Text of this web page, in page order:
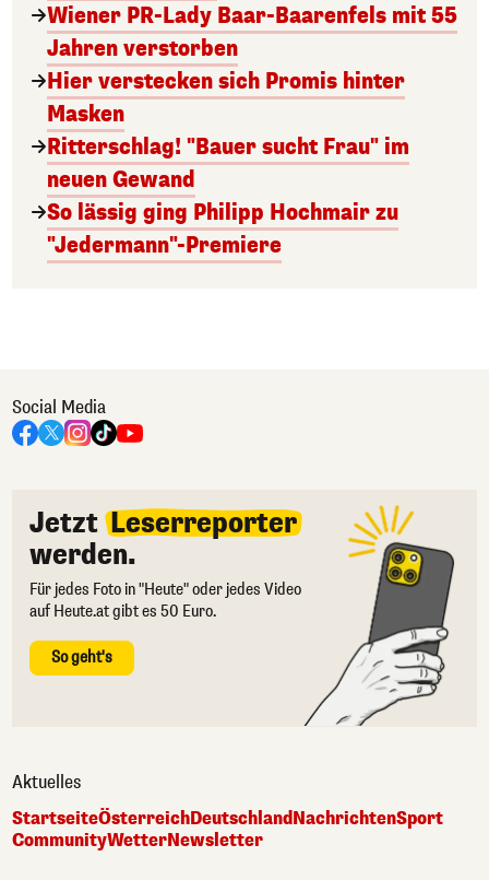
Wiener PR-Lady Baar-Baarenfels mit 55
Jahren verstorben
Hier verstecken sich Promis hinter
Masken
Ritterschlag! "Bauer sucht Frau" im
neuen Gewand
So lässig ging Philipp Hochmair zu
"Jedermann"-Premiere
Social Media
Jetzt Leserreporter
werden.
Für jedes Foto in "Heute" oder jedes Video
auf Heute.at gibt es 50 Euro.
So geht's
Aktuelles
StartseiteÖsterreichDeutschlandNachrichtenSport
CommunityWetterNewsletter